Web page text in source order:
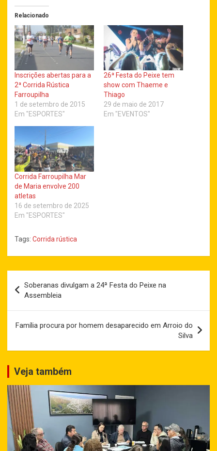
Relacionado
Inscrições abertas para a
2ª Corrida Rústica
Farroupilha
1 de setembro de 2015
Em "ESPORTES"
26ª Festa do Peixe tem
show com Thaeme e
Thiago
29 de maio de 2017
Em "EVENTOS"
Corrida Farroupilha Mar
de Maria envolve 200
atletas
16 de setembro de 2025
Em "ESPORTES"
Tags: Corrida rústica
de
Post
Soberanas divulgam a 24ª Festa do Peixe na
Assembleia
Família procura por homem desaparecido em Arroio do
Silva
Veja também